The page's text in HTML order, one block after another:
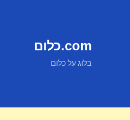
com.כלום
בלוג על כלום